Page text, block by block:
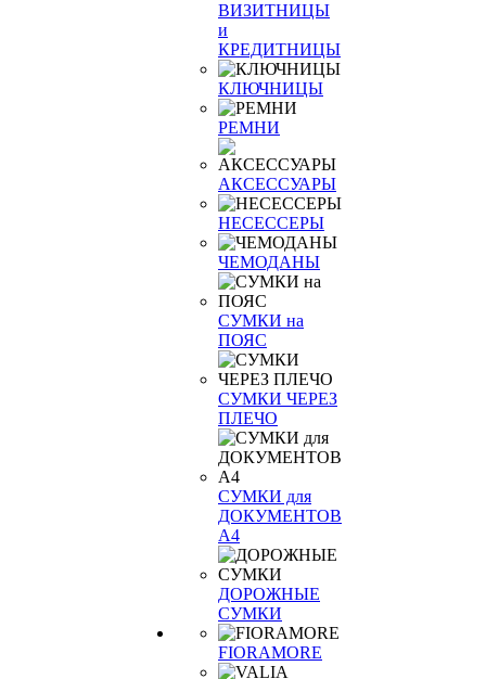
ВИЗИТНИЦЫ
и
КРЕДИТНИЦЫ
КЛЮЧНИЦЫ
РЕМНИ
АКСЕССУАРЫ
НЕСЕССЕРЫ
ЧЕМОДАНЫ
СУМКИ на
ПОЯС
СУМКИ ЧЕРЕЗ
ПЛЕЧО
СУМКИ для
ДОКУМЕНТОВ
А4
ДОРОЖНЫЕ
СУМКИ
FIORAMORE